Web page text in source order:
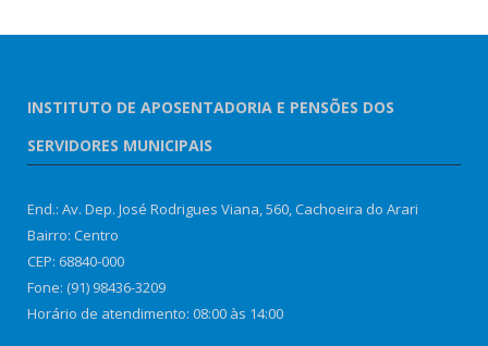
INSTITUTO DE APOSENTADORIA E PENSÕES DOS
SERVIDORES MUNICIPAIS
End.: Av. Dep. José Rodrigues Viana, 560, Cachoeira do Arari
Bairro: Centro
CEP: 68840-000
Fone: (91) 98436-3209
Horário de atendimento: 08:00 às 14:00